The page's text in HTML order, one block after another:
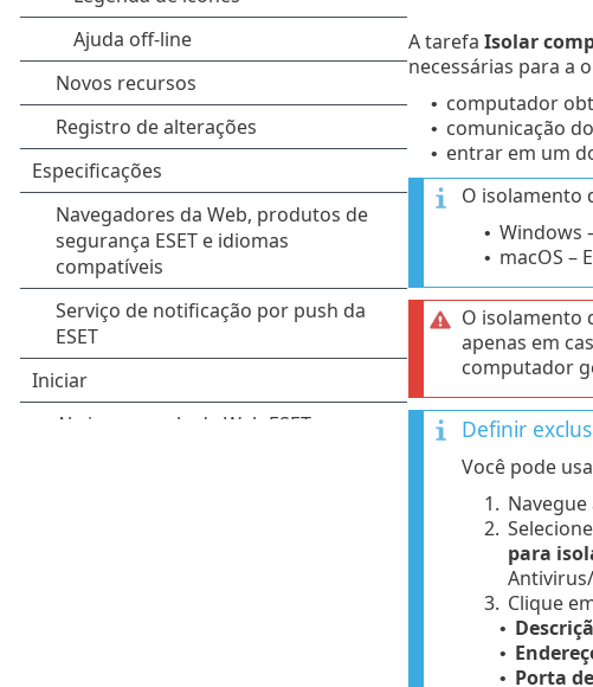
A tarefa Isolar
necessárias para a
• computador
• comunicação do
• entrar em um
O isolamento
• Windows
• macOS –
O isolamento
apenas em
computador
Definir
Você pode
1. Navegue
2. Selecione
para
3. Clique
•
•
• Porta